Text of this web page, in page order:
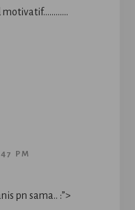
motivatif…………
PM
pn sama.. :”>